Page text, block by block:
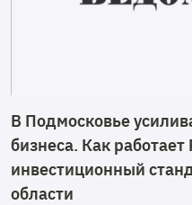
В Подмосковье
бизнеса. Как
инвестиционный
области